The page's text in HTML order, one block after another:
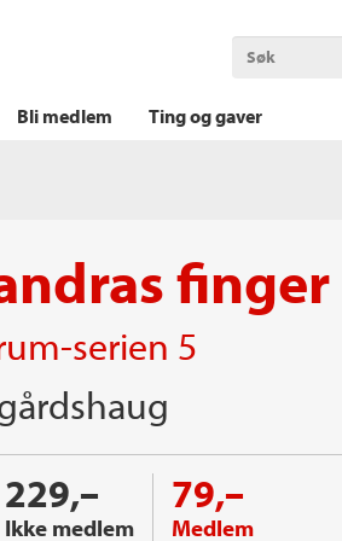
Bli medlem Ting og gaver
finger
serien 5
229,–
Ikke medlem
79,–
Medlem